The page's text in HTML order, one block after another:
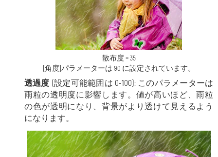
散布度 = 35
[角度]パラメーターは 90 に設定されています。
透過度 (設定可能範囲は 0-100): このパラメーターは
雨粒の透明度に影響します。値が高いほど、雨粒
の色が透明になり、背景がより透けて見えるよう
になります。